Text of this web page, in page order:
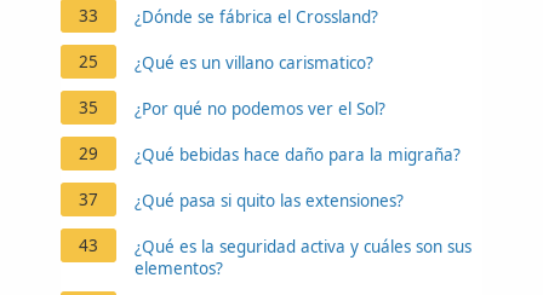
33
¿Dónde se fábrica el Crossland?
25 ¿Qué es un villano carismatico?
35 ¿Por qué no podemos ver el Sol?
29 ¿Qué bebidas hace daño para la migraña?
37 ¿Qué pasa si quito las extensiones?
43
¿Qué es la seguridad activa y cuáles son sus
elementos?